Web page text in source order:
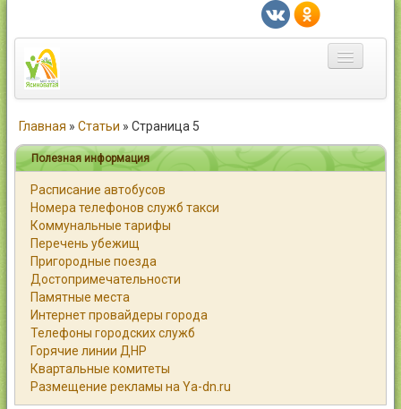
Город
Статьи
Каталог
Справочник
Работа
Объявления
Помощь
Главная » Статьи » Страница 5
Полезная информация
Расписание автобусов
Номера телефонов служб такси
Коммунальные тарифы
Перечень убежищ
Пригородные поезда
Достопримечательности
Памятные места
Интернет провайдеры города
Телефоны городских служб
Горячие линии ДНР
Квартальные комитеты
Размещение рекламы на Ya-dn.ru